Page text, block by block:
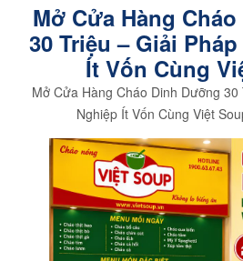
Mở Cửa Hàng
30 Triệu – Giải
Ít Vốn Cùng
Mở Cửa Hàng Cháo Dinh Dưỡng
Nghiệp Ít Vốn Cùng Việt